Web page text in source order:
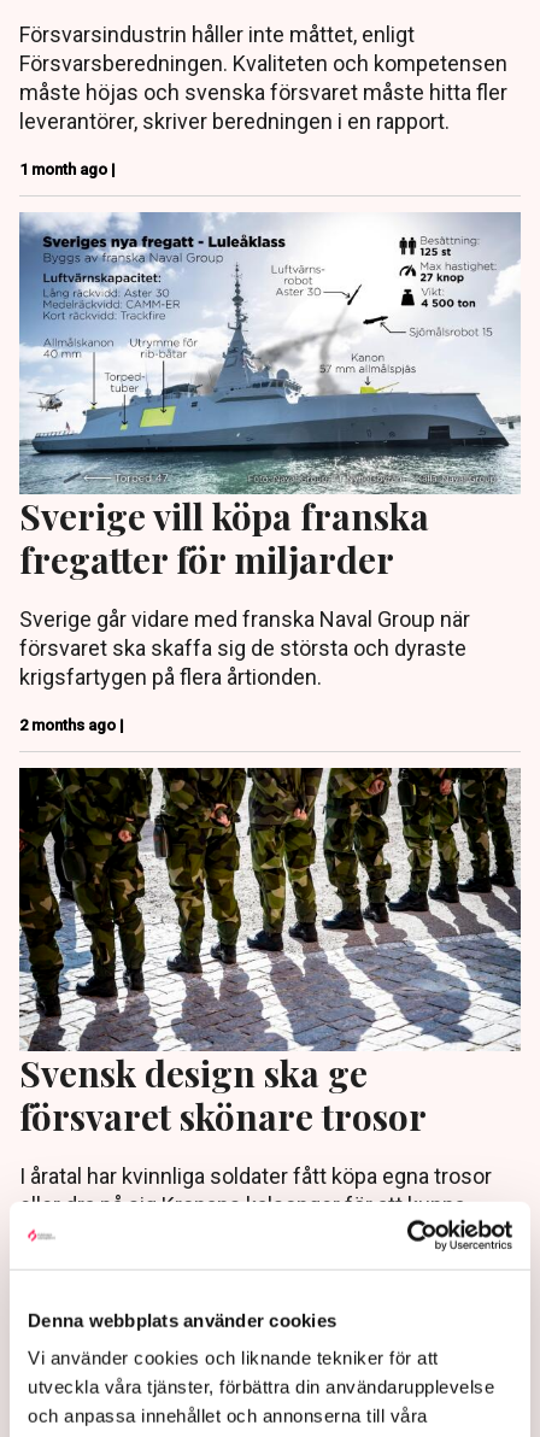
Denna webbplats använder cookies
Vi använder cookies och liknande tekniker för att
utveckla våra tjänster, förbättra din användarupplevelse
och anpassa innehållet och annonserna till våra
Försvarsindustrin håller inte måttet, enligt
Försvarsberedningen. Kvaliteten och kompetensen
måste höjas och svenska försvaret måste hitta fler
leverantörer, skriver beredningen i en rapport.
1 month ago |
Sverige vill köpa franska
fregatter för miljarder
Sverige går vidare med franska Naval Group när
försvaret ska skaffa sig de största och dyraste
krigsfartygen på flera årtionden.
2 months ago |
Svensk design ska ge
försvaret skönare trosor
I åratal har kvinnliga soldater fått köpa egna trosor
eller dra på sig Kronans kalsonger för att kunna
utföra sina uppgifter utan resår som skaver och ger
3 months ago |